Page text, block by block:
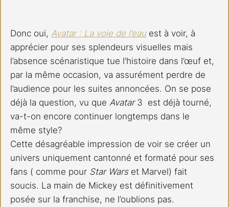
Donc oui, Avatar : La voie de l’eau est à voir, à
apprécier pour ses splendeurs visuelles mais
l’absence scénaristique tue l’histoire dans l’œuf et,
par la même occasion, va assurément perdre de
l’audience pour les suites annoncées. On se pose
déjà la question, vu que Avatar 3  est déjà tourné,
va-t-on encore continuer longtemps dans le
même style?
Cette désagréable impression de voir se créer un
univers uniquement cantonné et formaté pour ses
fans ( comme pour Star Wars et Marvel) fait
soucis. La main de Mickey est définitivement
posée sur la franchise, ne l’oublions pas.